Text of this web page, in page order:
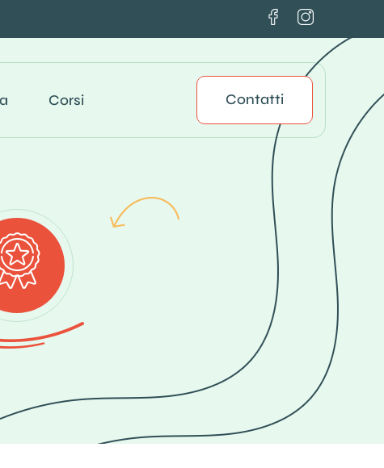
Corsi Contatti